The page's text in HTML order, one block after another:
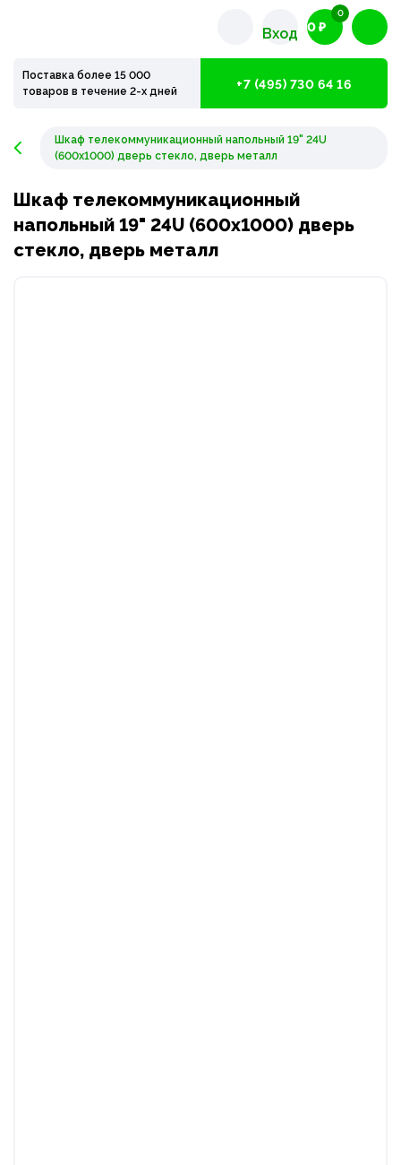
Вход 0 ₽
0
Поставка более 15 000
товаров в течение 2-х дней
+7 (495) 730 64 16
Шкаф телекоммуникационный напольный 19" 24U
(600х1000) дверь стекло, дверь металл
Шкаф телекоммуникационный
напольный 19" 24U (600х1000) дверь
стекло, дверь металл